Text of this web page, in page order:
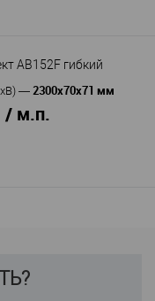
AB152F гибкий
— 2300х70х71 мм
/ м.п.